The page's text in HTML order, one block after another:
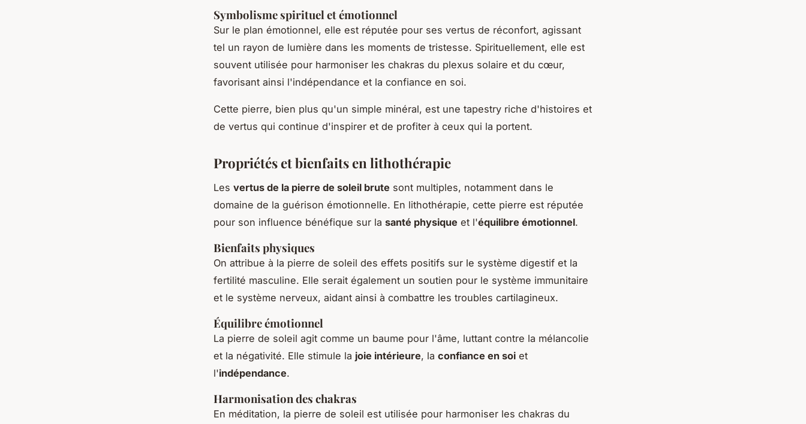
Symbolisme spirituel et émotionnel
Sur le plan émotionnel, elle est réputée pour ses vertus de réconfort, agissant
tel un rayon de lumière dans les moments de tristesse. Spirituellement, elle est
souvent utilisée pour harmoniser les chakras du plexus solaire et du cœur,
favorisant ainsi l'indépendance et la confiance en soi.
Cette pierre, bien plus qu'un simple minéral, est une tapestry riche d'histoires et
de vertus qui continue d'inspirer et de profiter à ceux qui la portent.
Propriétés et bienfaits en lithothérapie
Les vertus de la pierre de soleil brute sont multiples, notamment dans le
domaine de la guérison émotionnelle. En lithothérapie, cette pierre est réputée
pour son influence bénéfique sur la santé physique et l'équilibre émotionnel.
Bienfaits physiques
On attribue à la pierre de soleil des effets positifs sur le système digestif et la
fertilité masculine. Elle serait également un soutien pour le système immunitaire
et le système nerveux, aidant ainsi à combattre les troubles cartilagineux.
Équilibre émotionnel
La pierre de soleil agit comme un baume pour l'âme, luttant contre la mélancolie
et la négativité. Elle stimule la joie intérieure, la confiance en soi et
l'indépendance.
Harmonisation des chakras
En méditation, la pierre de soleil est utilisée pour harmoniser les chakras du